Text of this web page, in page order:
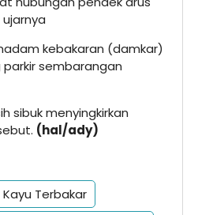
kebakaran (damkar)
sembarangan
sibuk menyingkirkan
(hal/ady)
Terbakar